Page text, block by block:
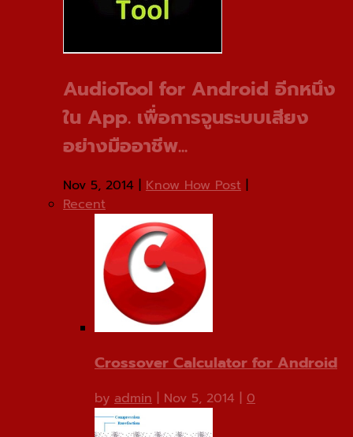
AudioTool for Android อีกหนึง
ใน App. เพื่อการจูนระบบเสียง
อย่างมืออาชีพ...
Nov 5, 2014 | Know How Post |
Recent
Crossover Calculator for Android
by admin | Nov 5, 2014 | 0